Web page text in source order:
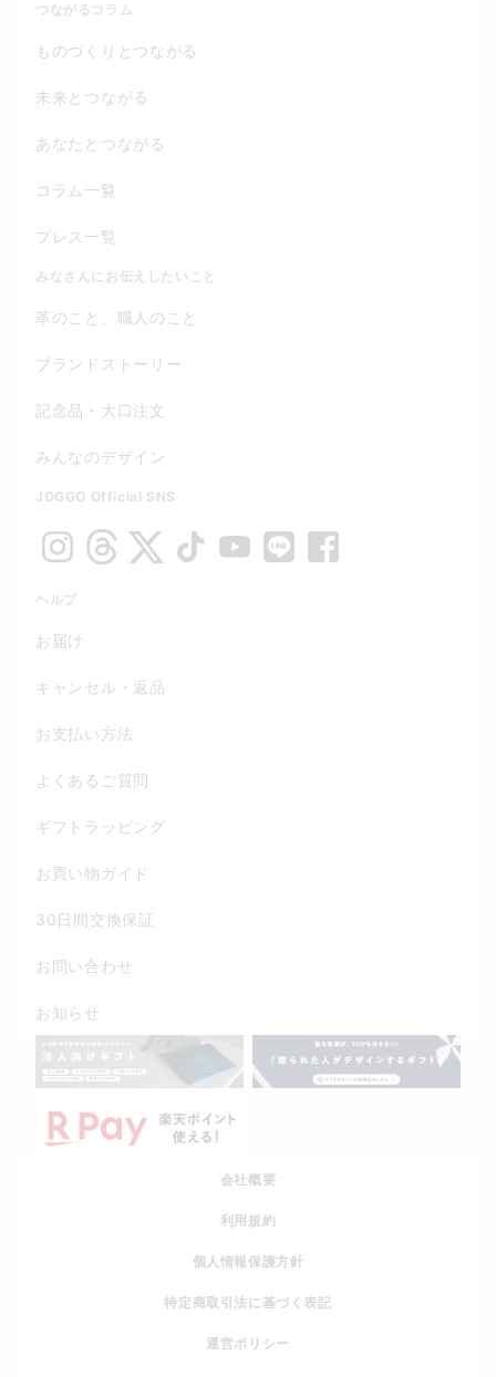
つながるコラム
ものづくりとつながる
未来とつながる
あなたとつながる
コラム一覧
プレス一覧
みなさんにお伝えしたいこと
革のこと、職人のこと
ブランドストーリー
記念品・大口注文
みんなのデザイン
JOGGO Official SNS
ヘルプ
お届け
キャンセル・返品
お支払い方法
よくあるご質問
ギフトラッピング
お買い物ガイド
30日間交換保証
お問い合わせ
お知らせ
会社概要
利用規約
個人情報保護方針
特定商取引法に基づく表記
運営ポリシー